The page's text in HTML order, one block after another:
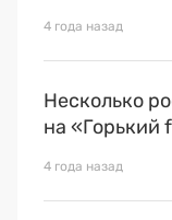
4 года назад
Несколько
на «Горький
4 года назад